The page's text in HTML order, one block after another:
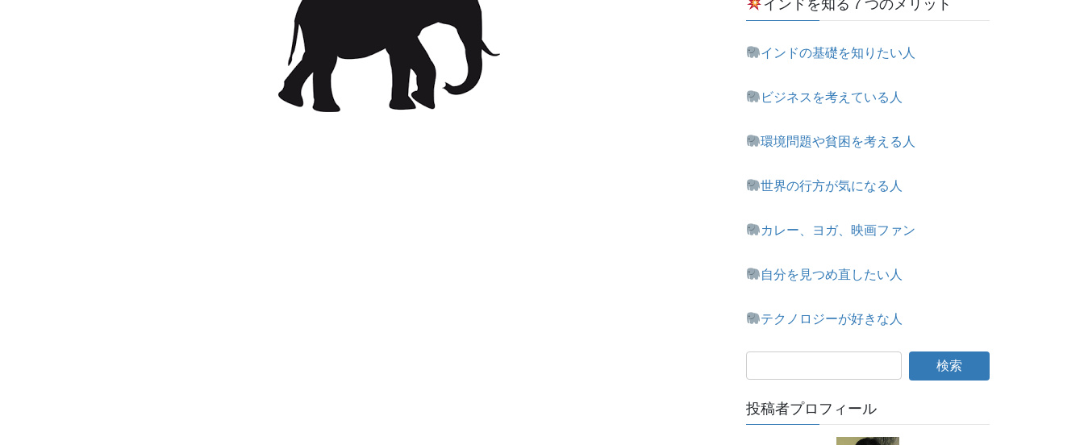
インドを知る７つのメリット
インドの基礎を知りたい人
ビジネスを考えている人
環境問題や貧困を考える人
世界の行方が気になる人
カレー、ヨガ、映画ファン
自分を見つめ直したい人
テクノロジーが好きな人
投稿者プロフィール